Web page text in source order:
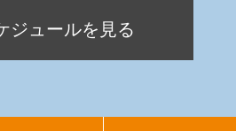
ジュールを見る